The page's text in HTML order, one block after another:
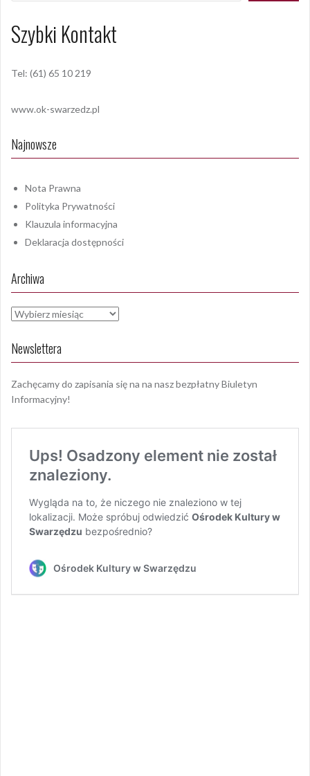
Szybki Kontakt
Tel: (61) 65 10 219
www.ok-swarzedz.pl
Najnowsze
Nota Prawna
Polityka Prywatności
Klauzula informacyjna
Deklaracja dostępności
Archiwa
Archiwa
Newslettera
Zachęcamy do zapisania się na na nasz bezpłatny Biuletyn
Informacyjny!